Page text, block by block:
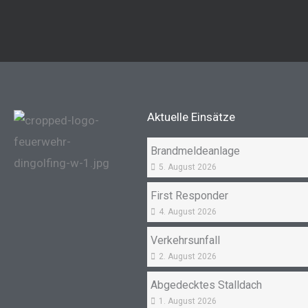
Aktuelle Einsätze
Brandmeldeanlage
5. August 2026
First Responder
4. August 2026
Verkehrsunfall
2. August 2026
Abgedecktes Stalldach
1. August 2026